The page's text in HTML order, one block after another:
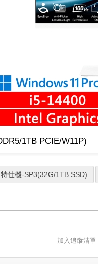
1TB PCIE/W11P)
特仕機-SP3(32G/1TB SSD)
加入追蹤清單